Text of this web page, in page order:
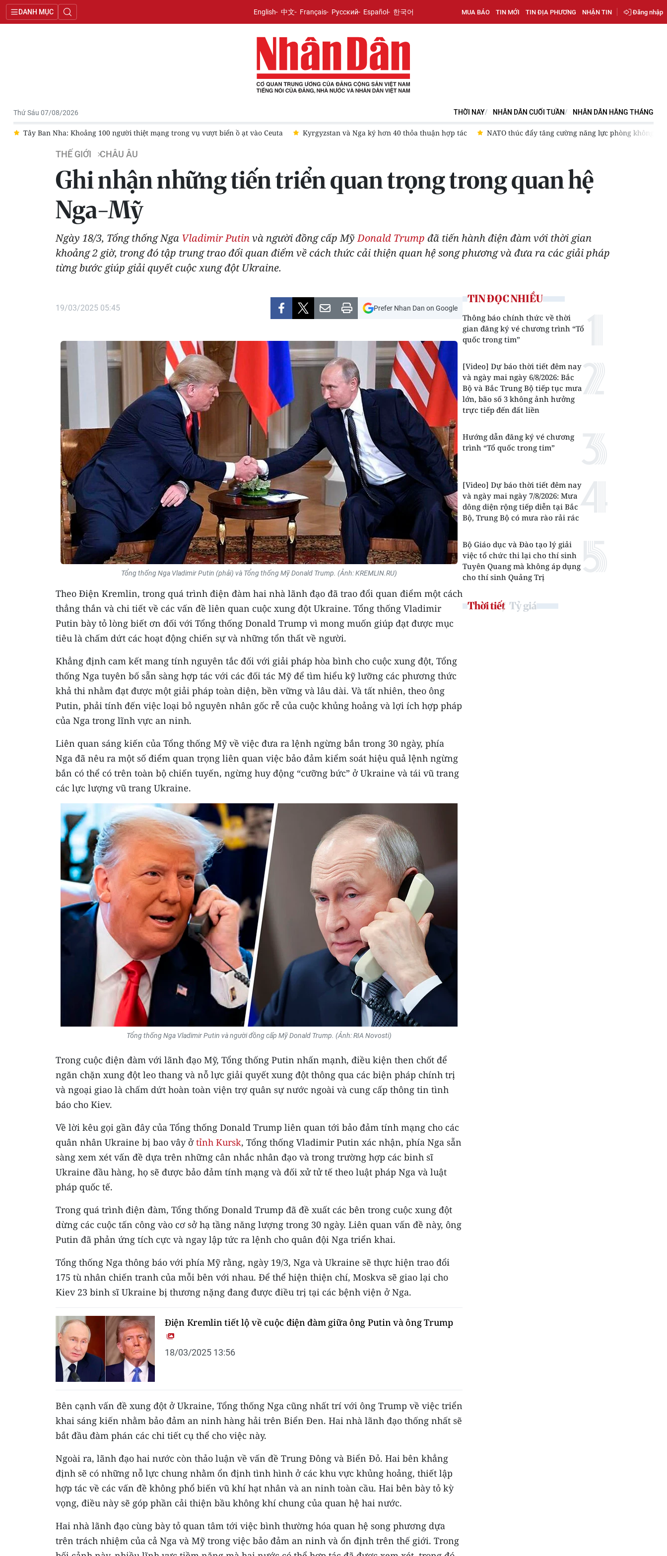
DANH MỤC English 中文 Français Русский Español 한국어 MUA BÁO TIN MỚI TIN ĐỊA PHƯƠNG NHẬN TIN Đăng nhập
Thứ Sáu 07/08/2026 THỜI NAY NHÂN DÂN CUỐI TUẦN NHÂN DÂN HẰNG THÁNG
100 người thiệt mạng trong vụ vượt biển ồ ạt vào Ceuta Kyrgyzstan và Nga ký hơn 40 thỏa thuận hợp tác NATO thúc đẩy tăng cường năng lực phòng không cho Ukraine Kỷ niệm 59
THẾ GIỚI CHÂU ÂU
Ghi nhận những tiến triển quan trọng trong quan hệ
Nga-Mỹ
Ngày 18/3, Tổng thống Nga Vladimir Putinvà người đồng cấp MỹDonald Trump đã tiến hành điện đàm với thời gian
khoảng 2 giờ, trong đó tập trung trao đổi quan điểm về cách thức cải thiện quan hệ song phương và đưa ra các giải pháp
từng bước giúp giải quyết cuộc xung đột Ukraine.
19/03/2025 05:45 Prefer Nhan Dan on Google
Tổng thống Nga Vladimir Putin (phải) và Tổng thống Mỹ Donald Trump. (Ảnh: KREMLIN.RU)
Theo Điện Kremlin, trong quá trình điện đàm hai nhà lãnh đạo đã trao đổi quan điểm một cách
thẳng thắn và chi tiết về các vấn đề liên quan cuộc xung đột Ukraine. Tổng thống Vladimir
Putin bày tỏ lòng biết ơn đối với Tổng thống Donald Trump vì mong muốn giúp đạt được mục
tiêu là chấm dứt các hoạt động chiến sự và những tổn thất về người.
Khẳng định cam kết mang tính nguyên tắc đối với giải pháp hòa bình cho cuộc xung đột, Tổng
thống Nga tuyên bố sẵn sàng hợp tác với các đối tác Mỹ để tìm hiểu kỹ lưỡng các phương thức
khả thi nhằm đạt được một giải pháp toàn diện, bền vững và lâu dài. Và tất nhiên, theo ông
Putin, phải tính đến việc loại bỏ nguyên nhân gốc rễ của cuộc khủng hoảng và lợi ích hợp pháp
của Nga trong lĩnh vực an ninh.
Liên quan sáng kiến ​​của Tổng thống Mỹ về việc đưa ra lệnh ngừng bắn trong 30 ngày, phía
Nga đã nêu ra một số điểm quan trọng liên quan việc bảo đảm kiểm soát hiệu quả lệnh ngừng
bắn có thể có trên toàn bộ chiến tuyến, ngừng huy động “cưỡng bức” ở Ukraine và tái vũ trang
các lực lượng vũ trang Ukraine.
Tổng thống Nga Vladimir Putin và người đồng cấp Mỹ Donald Trump. (Ảnh: RIA Novosti)
Trong cuộc điện đàm với lãnh đạo Mỹ, Tổng thống Putin nhấn mạnh, điều kiện then chốt để
ngăn chặn xung đột leo thang và nỗ lực giải quyết xung đột thông qua các biện pháp chính trị
và ngoại giao là chấm dứt hoàn toàn viện trợ quân sự nước ngoài và cung cấp thông tin tình
báo cho Kiev.
Về lời kêu gọi gần đây của Tổng thống Donald Trump liên quan tới bảo đảm tính mạng cho các
quân nhân Ukraine bị bao vây ở tỉnh Kursk, Tổng thống Vladimir Putin xác nhận, phía Nga sẵn
sàng xem xét vấn đề dựa trên những cân nhắc nhân đạo và trong trường hợp các binh sĩ
Ukraine đầu hàng, họ sẽ được bảo đảm tính mạng và đối xử tử tế theo luật pháp Nga và luật
pháp quốc tế.
Trong quá trình điện đàm, Tổng thống Donald Trump đã đề xuất các bên trong cuộc xung đột
dừng các cuộc tấn công vào cơ sở hạ tầng năng lượng trong 30 ngày. Liên quan vấn đề này, ông
Putin đã phản ứng tích cực và ngay lập tức ra lệnh cho quân đội Nga triển khai.
Tổng thống Nga thông báo với phía Mỹ rằng, ngày 19/3, Nga và Ukraine sẽ thực hiện trao đổi
175 tù nhân chiến tranh của mỗi bên với nhau. Để thể hiện thiện chí, Moskva sẽ giao lại cho
Kiev 23 binh sĩ Ukraine bị thương nặng đang được điều trị tại các bệnh viện ở Nga.
Điện Kremlin tiết lộ về cuộc điện đàm giữa ông Putin và ông Trump
18/03/2025 13:56
Bên cạnh vấn đề xung đột ở Ukraine, Tổng thống Nga cũng nhất trí với ông Trump về việc triển
khai sáng kiến nhằm bảo đảm an ninh hàng hải trên Biển Đen. Hai nhà lãnh đạo thống nhất sẽ
bắt đầu đàm phán các chi tiết cụ thể cho việc này.
Ngoài ra, lãnh đạo hai nước còn thảo luận về vấn đề Trung Đông và Biển Đỏ. Hai bên khẳng
định sẽ có những nỗ lực chung nhằm ổn định tình hình ở các khu vực khủng hoảng, thiết lập
hợp tác về các vấn đề không phổ biến vũ khí hạt nhân và an ninh toàn cầu. Hai bên bày tỏ kỳ
vọng, điều này sẽ góp phần cải thiện bầu không khí chung của quan hệ hai nước.
Hai nhà lãnh đạo cùng bày tỏ quan tâm tới việc bình thường hóa quan hệ song phương dựa
trên trách nhiệm của cả Nga và Mỹ trong việc bảo đảm an ninh và ổn định trên thế giới. Trong
TIN ĐỌC NHIỀU
Thông báo chính thức về thời
gian đăng ký vé chương trình “Tổ
quốc trong tim”
[Video] Dự báo thời tiết đêm nay
và ngày mai ngày 6/8/2026: Bắc
Bộ và Bắc Trung Bộ tiếp tục mưa
lớn, bão số 3 không ảnh hưởng
trực tiếp đến đất liền
Hướng dẫn đăng ký vé chương
trình “Tổ quốc trong tim”
[Video] Dự báo thời tiết đêm nay
và ngày mai ngày 7/8/2026: Mưa
dông diện rộng tiếp diễn tại Bắc
Bộ, Trung Bộ có mưa rào rải rác
Bộ Giáo dục và Đào tạo lý giải
việc tổ chức thi lại cho thí sinh
Tuyên Quang mà không áp dụng
cho thí sinh Quảng Trị
Thời tiết Tỷ giá